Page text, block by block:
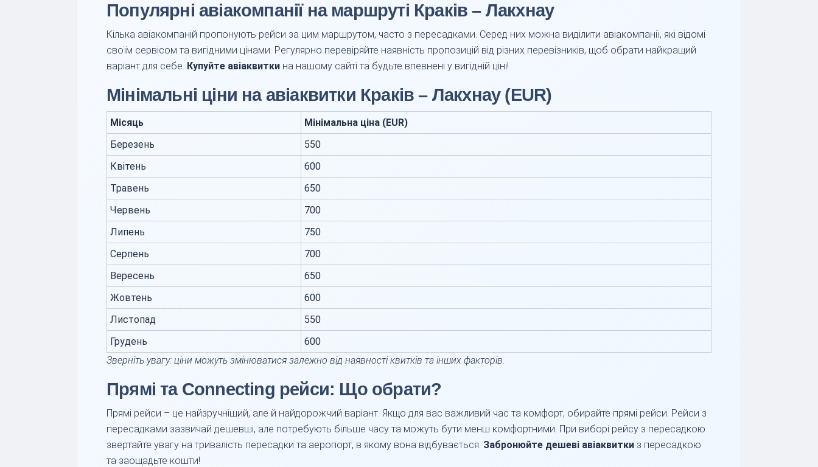
Популярні авіакомпанії на маршруті Краків – Лакхнау
Кілька авіакомпаній пропонують рейси за цим маршрутом, часто з пересадками. Серед них можна виділити авіакомпанії, які відомі
своїм сервісом та вигідними цінами. Регулярно перевіряйте наявність пропозицій від різних перевізників, щоб обрати найкращий
варіант для себе. Купуйте авіаквитки на нашому сайті та будьте впевнені у вигідній ціні!
Мінімальні ціни на авіаквитки Краків – Лакхнау (EUR)
Місяць
Мінімальна ціна (EUR)
Березень
550
Квітень
600
Травень
650
Червень
700
Липень
750
Серпень
700
Вересень
650
Жовтень
600
Листопад
550
Грудень
600
Зверніть увагу: ціни можуть змінюватися залежно від наявності квитків та інших факторів.
Прямі та Connecting рейси: Що обрати?
Прямі рейси – це найзручніший, але й найдорожчий варіант. Якщо для вас важливий час та комфорт, обирайте прямі рейси. Рейси з
пересадками зазвичай дешевші, але потребують більше часу та можуть бути менш комфортними. При виборі рейсу з пересадкою
звертайте увагу на тривалість пересадки та аеропорт, в якому вона відбувається. Забронюйте дешеві авіаквитки з пересадкою
та заощадьте кошти!